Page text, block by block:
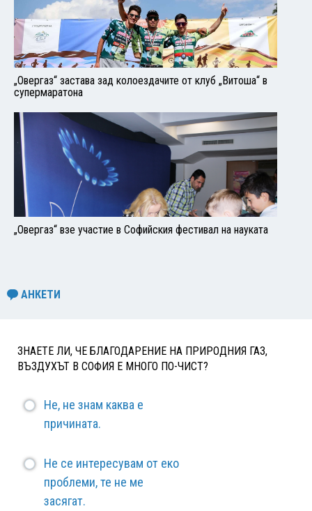
„Овергаз“ застава зад колоездачите от клуб „Витоша“ в
супермаратона
„Овергаз“ взе участие в Софийския фестивал на науката
АНКЕТИ
ЗНАЕТЕ ЛИ, ЧЕ БЛАГОДАРЕНИЕ НА ПРИРОДНИЯ ГАЗ,
ВЪЗДУХЪТ В СОФИЯ Е МНОГО ПО-ЧИСТ?
Не, не знам каква е
причината.
Не се интересувам от еко
проблеми, те не ме
засягат.